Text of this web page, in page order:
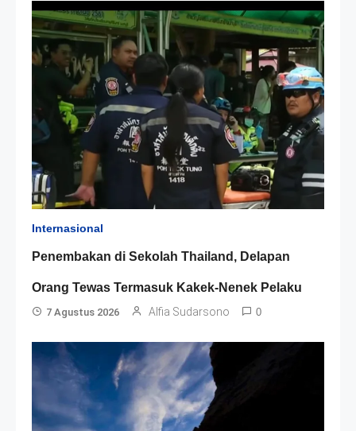
Internasional
Penembakan di Sekolah Thailand, Delapan
Orang Tewas Termasuk Kakek-Nenek Pelaku
7 Agustus 2026 Alfia Sudarsono 0